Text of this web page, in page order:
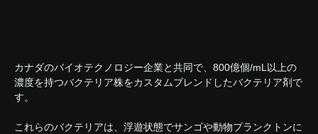
カナダのバイオテクノロジー企業と共同で、800億個/mL以上の
濃度を持つバクテリア株をカスタムブレンドしたバクテリア剤で
す。
これらのバクテリアは、浮遊状態でサンゴや動物プランクトンに